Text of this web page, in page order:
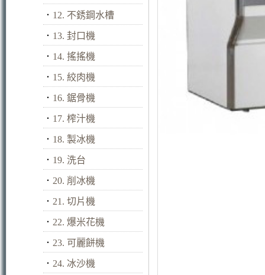
． 12. 不銹鋼水槽
． 13. 封口機
． 14. 搖搖機
． 15. 絞肉機
． 16. 鋸骨機
． 17. 榨汁機
． 18. 製冰機
． 19. 洗台
． 20. 削冰機
． 21. 切片機
． 22. 爆米花機
． 23. 可麗餅機
． 24. 冰沙機